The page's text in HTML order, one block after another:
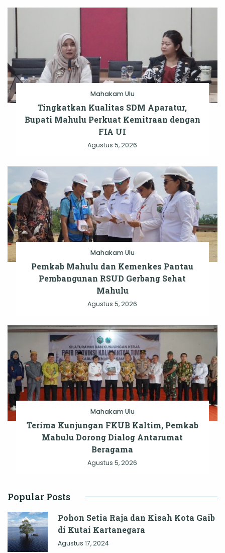
Mahakam Ulu
Tingkatkan Kualitas SDM Aparatur,
Bupati Mahulu Perkuat Kemitraan dengan
FIA UI
Agustus 5, 2026
Mahakam Ulu
Pemkab Mahulu dan Kemenkes Pantau
Pembangunan RSUD Gerbang Sehat
Mahulu
Agustus 5, 2026
Mahakam Ulu
Terima Kunjungan FKUB Kaltim, Pemkab
Mahulu Dorong Dialog Antarumat
Beragama
Agustus 5, 2026
Popular Posts
Pohon Setia Raja dan Kisah Kota Gaib
di Kutai Kartanegara
Agustus 17, 2024